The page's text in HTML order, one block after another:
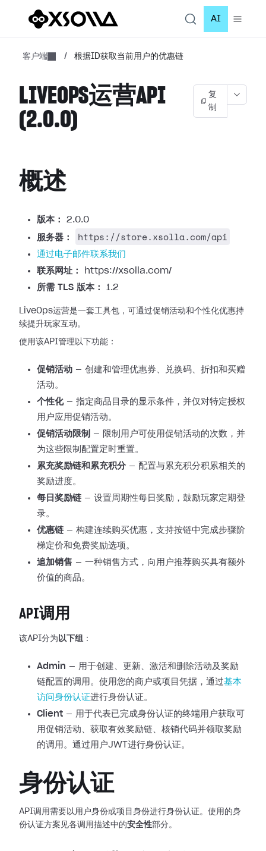
AI
客户端 / 根据ID获取当前用户的优惠链
LIVEOPS运营API
(2.0.0)
复
制
概述
版本：
2.0.0
服务器：
https://store.xsolla.com/api
通过电子邮件联系我们
联系网址：
https://xsolla.com/
所需 TLS 版本：
1.2
LiveOps运营是一套工具包，可通过促销活动和个性化优惠持
续提升玩家互动。
使用该API管理以下功能：
促销活动 — 创建和管理优惠券、兑换码、折扣和买赠
活动。
个性化— 指定商品目录的显示条件，并仅对特定授权
用户应用促销活动。
促销活动限制 — 限制用户可使用促销活动的次数，并
为这些限制配置定时重置。
累充奖励链和累充积分 — 配置与累充积分积累相关的
奖励进度。
每日奖励链 — 设置周期性每日奖励，鼓励玩家定期登
录。
优惠链 — 构建连续购买优惠，支持按链中完成步骤阶
梯定价和免费奖励选项。
追加销售 — 一种销售方式，向用户推荐购买具有额外
价值的商品。
API调用
该API分为以下组 ：
Admin — 用于创建、更新、激活和删除活动及奖励
链配置的调用。使用您的商户或项目凭据，通过基本
访问身份认证进行身份认证。
Client — 用于代表已完成身份认证的终端用户获取可
用促销活动、获取有效奖励链、核销代码并领取奖励
的调用。通过用户JWT进行身份认证。
身份认证
API调用需要以用户身份或项目身份进行身份认证。使用的身
份认证方案见各调用描述中的安全性部分。